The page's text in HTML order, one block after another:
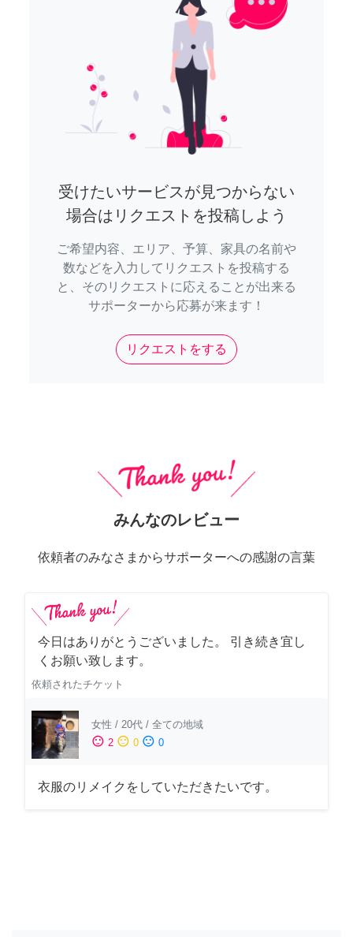
受けたいサービスが見つからない
場合はリクエストを投稿しよう
ご希望内容、エリア、予算、家具の名前や
数などを入力してリクエストを投稿する
と、そのリクエストに応えることが出来る
サポーターから応募が来ます！
リクエストをする
みんなのレビュー
依頼者のみなさまからサポーターへの感謝の言葉
今日はありがとうございました。 引き続き宜し
くお願い致します。
依頼されたチケット
女性 / 20代 / 全ての地域
sentiment_satisfied 2 sentiment_neutral 0 sentiment_dissatisfied 0
衣服のリメイクをしていただきたいです。